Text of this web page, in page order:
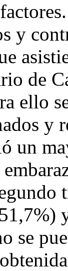
y
de
ello
y
un
se